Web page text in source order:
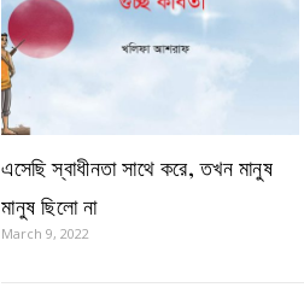
এসেছি স্বাধীনতা সাথে করে, তখন মানুষ
মানুষ ছিলো না
March 9, 2022